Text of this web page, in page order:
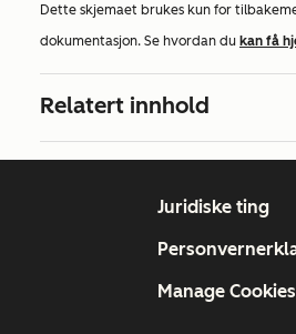
Dette skjemaet brukes kun for
dokumentasjon. Se hvordan du kan få
Relatert innhold
Juridiske ting
Manage Cookies